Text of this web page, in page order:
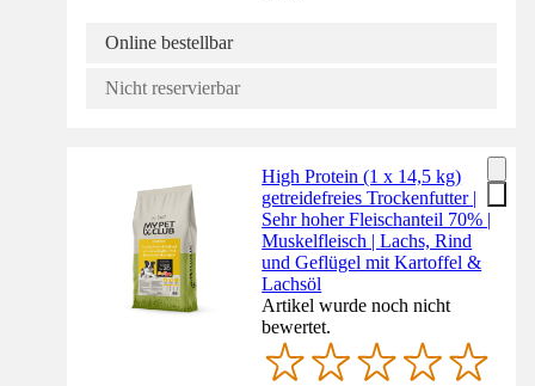
Online bestellbar
Nicht reservierbar
High Protein (1 x 14,5 kg)
getreidefreies Trockenfutter |
Sehr hoher Fleischanteil 70% |
Muskelfleisch | Lachs, Rind
und Geflügel mit Kartoffel &
Lachsöl
Artikel wurde noch nicht
bewertet.